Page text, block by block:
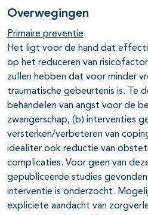
Overwegingen
Primaire preventie
Het ligt voor de hand dat
op het reduceren van
zullen hebben dat voor minder
traumatische gebeurtenis is. Te
behandelen van angst voor de
zwangerschap, (b) interventies
versterken/verbeteren van
idealiter ook reductie van
complicaties. Voor geen van
gepubliceerde studies
interventie is onderzocht.
expliciete aandacht van